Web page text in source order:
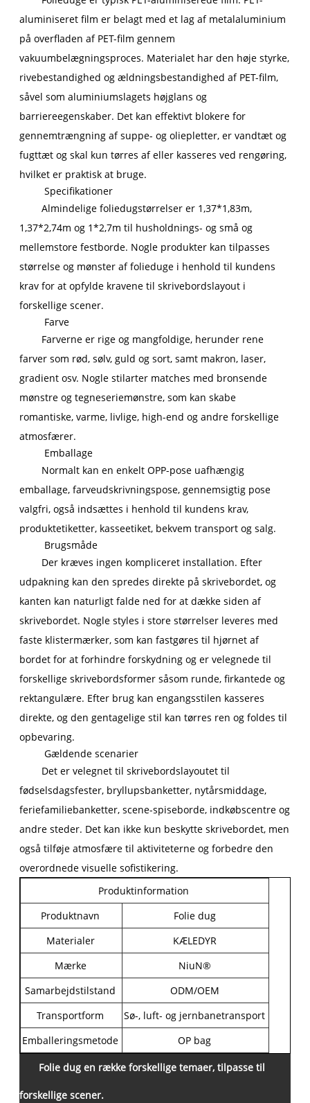
aluminiseret film er belagt med et lag af metalaluminium
på overfladen af ​​PET-film gennem
vakuumbelægningsproces. Materialet har den høje styrke,
rivebestandighed og ældningsbestandighed af PET-film,
såvel som aluminiumslagets højglans og
barriereegenskaber. Det kan effektivt blokere for
gennemtrængning af suppe- og oliepletter, er vandtæt og
fugttæt og skal kun tørres af eller kasseres ved rengøring,
hvilket er praktisk at bruge.
Specifikationer
Almindelige foliedugstørrelser er 1,37*1,83m,
1,37*2,74m og 1*2,7m til husholdnings- og små og
mellemstore festborde. Nogle produkter kan tilpasses
størrelse og mønster af folieduge i henhold til kundens
krav for at opfylde kravene til skrivebordslayout i
forskellige scener.
Farve
Farverne er rige og mangfoldige, herunder rene
farver som rød, sølv, guld og sort, samt makron, laser,
gradient osv. Nogle stilarter matches med bronsende
mønstre og tegneseriemønstre, som kan skabe
romantiske, varme, livlige, high-end og andre forskellige
atmosfærer.
Emballage
Normalt kan en enkelt OPP-pose uafhængig
emballage, farveudskrivningspose, gennemsigtig pose
valgfri, også indsættes i henhold til kundens krav,
produktetiketter, kasseetiket, bekvem transport og salg.
Brugsmåde
Der kræves ingen kompliceret installation. Efter
udpakning kan den spredes direkte på skrivebordet, og
kanten kan naturligt falde ned for at dække siden af ​​
skrivebordet. Nogle styles i store størrelser leveres med
faste klistermærker, som kan fastgøres til hjørnet af
bordet for at forhindre forskydning og er velegnede til
forskellige skrivebordsformer såsom runde, firkantede og
rektangulære. Efter brug kan engangsstilen kasseres
direkte, og den gentagelige stil kan tørres ren og foldes til
opbevaring.
Gældende scenarier
Det er velegnet til skrivebordslayoutet til
fødselsdagsfester, bryllupsbanketter, nytårsmiddage,
feriefamiliebanketter, scene-spiseborde, indkøbscentre og
andre steder. Det kan ikke kun beskytte skrivebordet, men
også tilføje atmosfære til aktiviteterne og forbedre den
overordnede visuelle sofistikering.
Produktinformation
Produktnavn
Folie dug
Materialer
KÆLEDYR
Mærke
NiuN®
Samarbejdstilstand
ODM/OEM
Transportform
Sø-, luft- og jernbanetransport
Emballeringsmetode
OP bag
Folie dug en række forskellige temaer, tilpasse til
forskellige scener.